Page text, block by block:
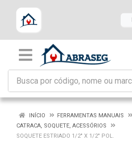
INÍCIO
FERRAMENTAS MANUAIS
CATRACA, SOQUETE, ACESSÓRIOS
SOQUETE ESTRIADO 1/2" X 1/2" POL.